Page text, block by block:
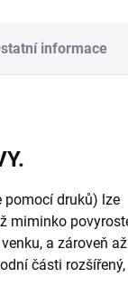
informace
pomocí druků) lze
miminko
a zároveň až
části rozšířený,